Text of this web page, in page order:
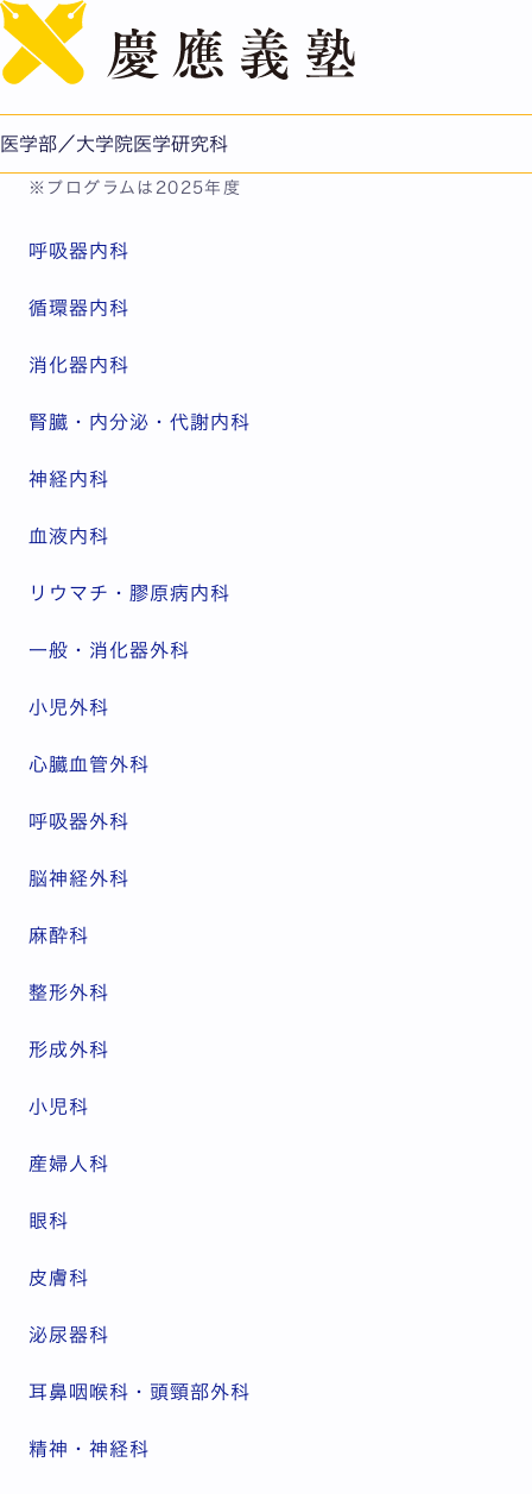
医学部／大学院医学研究科
診療科紹介
診療科
※プログラムは2025年度
呼吸器内科
循環器内科
消化器内科
腎臓・内分泌・代謝内科
神経内科
血液内科
リウマチ・膠原病内科
一般・消化器外科
小児外科
心臓血管外科
呼吸器外科
脳神経外科
麻酔科
整形外科
形成外科
小児科
産婦人科
眼科
皮膚科
泌尿器科
耳鼻咽喉科・頭頸部外科
精神・神経科